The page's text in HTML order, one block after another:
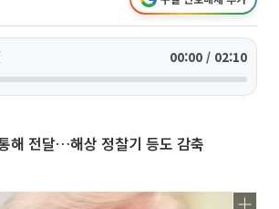
00:00 / 02:10
해 전달…해상 정찰기 등도 감축